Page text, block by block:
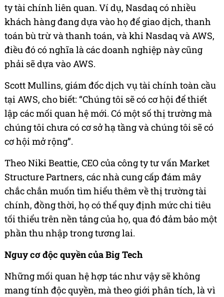
ty tài chính liên quan. Ví dụ, Nasdaq có nhiều
khách hàng đang dựa vào họ để giao dịch, thanh
toán bù trừ và thanh toán, và khi Nasdaq và AWS,
điều đó có nghĩa là các doanh nghiệp này cũng
phải sẽ dựa vào AWS.
Scott Mullins, giám đốc dịch vụ tài chính toàn cầu
tại AWS, cho biết: “Chúng tôi sẽ có cơ hội để thiết
lập các mối quan hệ mới. Có một số thị trường mà
chúng tôi chưa có cơ sở hạ tầng và chúng tôi sẽ có
cơ hội mở rộng”.
Theo Niki Beattie, CEO của công ty tư vấn Market
Structure Partners, các nhà cung cấp đám mây
chắc chắn muốn tìm hiểu thêm về thị trường tài
chính, đồng thời, họ có thể quy định mức chi tiêu
tối thiểu trên nền tảng của họ, qua đó đảm bảo một
phần thu nhập trong tương lai.
Nguy cơ độc quyền của Big Tech
Những mối quan hệ hợp tác như vậy sẽ không
mang tính độc quyền, mà theo giới phân tích, là vì